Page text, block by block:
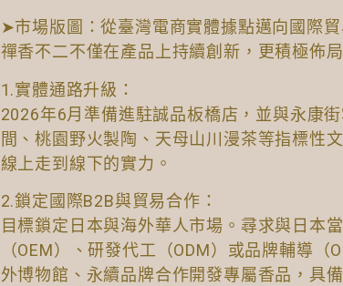
➤市場版圖：從臺灣電商實體據點邁向國際貿
禪香不二不僅在產品上持續創新，更積極佈
1.實體通路升級：
2026年6月準備進駐誠品板橋店，並與永康
間、桃園野火製陶、天母山川漫茶等指標性
線上走到線下的實力。
2.鎖定國際B2B與貿易合作：
目標鎖定日本與海外華人市場。尋求與日本
（OEM）、研發代工（ODM）或品牌輔導（
外博物館、永續品牌合作開發專屬香品，具